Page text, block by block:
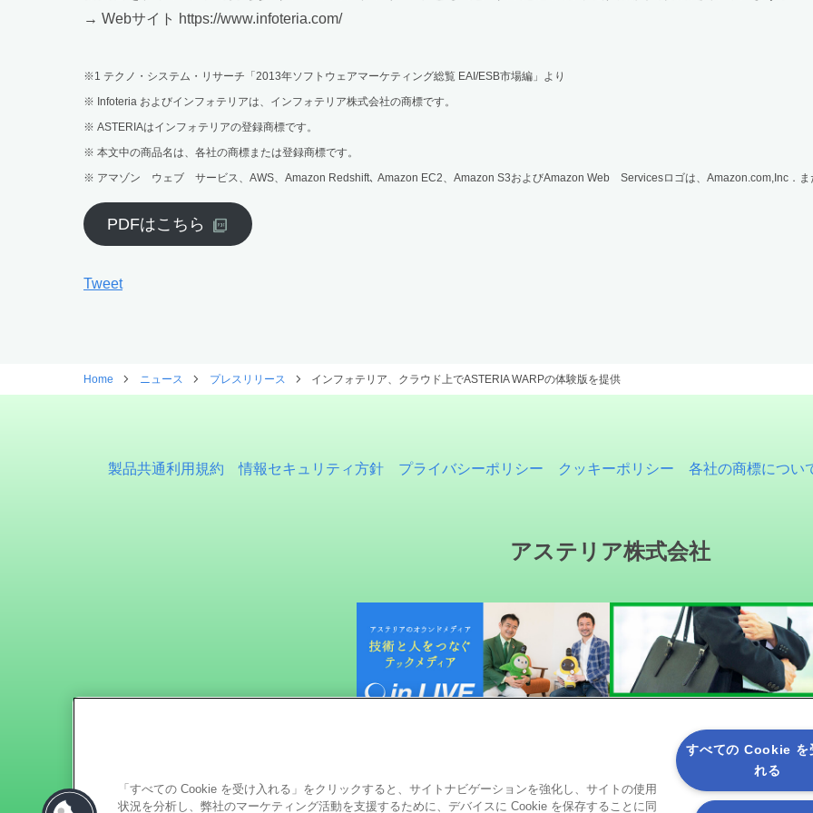
→ Webサイト https://www.infoteria.com/
※1 テクノ・システム・リサーチ「2013年ソフトウェアマーケティング総覧 EAI/ESB市場編」より
※ Infoteria およびインフォテリアは、インフォテリア株式会社の商標です。
※ ASTERIAはインフォテリアの登録商標です。
※ 本文中の商品名は、各社の商標または登録商標です。
※ アマゾン ウェブ サービス、AWS、Amazon Redshift､ Amazon EC2、Amazon S3およびAmazon Web Servicesロゴは、Amazon.com,Inc．ま
PDFはこちら
Tweet
Home ニュース プレスリリース インフォテリア、クラウド上でASTERIA WARPの体験版を提供
製品共通利用規約 情報セキュリティ方針 プライバシーポリシー クッキーポリシー 各社の商標につい
アステリア株式会社
ソーシャルメディア
「すべての Cookie を受け入れる」をクリックすると、サイトナビゲーションを強化し、サイトの使用
状況を分析し、弊社のマーケティング活動を支援するために、デバイスに Cookie を保存することに同
すべての Cookie を
れる